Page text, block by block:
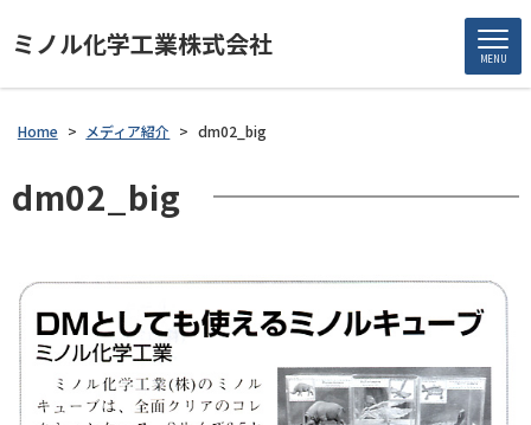
ミノル化学工業株式会社 MENU
Home > メディア紹介 > dm02_big
dm02_big